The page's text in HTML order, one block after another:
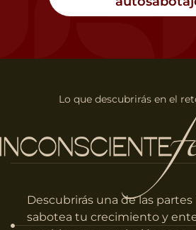
Lo que descubrirás en el
Descubrirás una de las
sabotea tu crecimiento y